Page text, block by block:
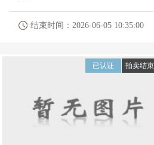
结束时间：2026-06-05 10:35:00
拍卖结束
已认证